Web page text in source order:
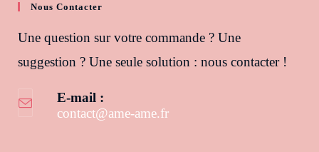
Nous Contacter
Une question sur votre commande ? Une
suggestion ? Une seule solution : nous contacter !
E-mail :
contact@ame-ame.frS’ouvre dans votre application